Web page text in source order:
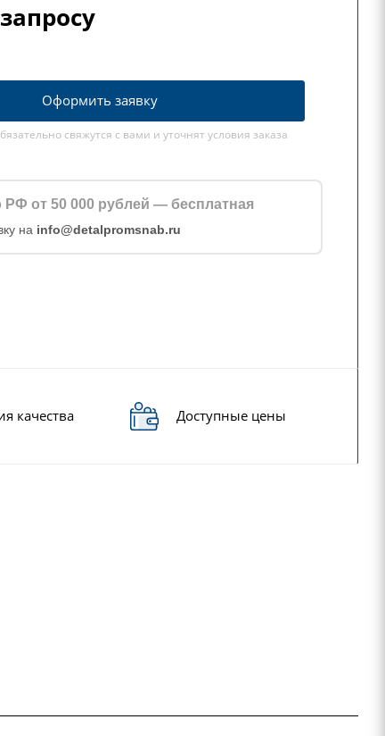
Оформить заявку
свяжутся с вами и уточнят условия заказа
РФ от 50 000 рублей — бесплатная
на info@detalpromsnab.ru
качества Доступные цены